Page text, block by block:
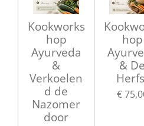
Kookworks
hop
Ayurveda
&
Verkoelen
d de
Nazomer
door
hop
& De
€